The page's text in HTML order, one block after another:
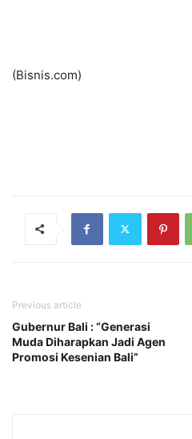
(Bisnis.com)
Previous article
Gubernur Bali : “Generasi
Muda Diharapkan Jadi Agen
Promosi Kesenian Bali”